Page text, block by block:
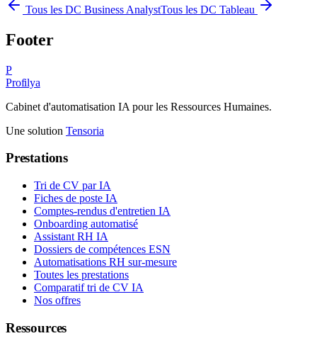
Tous les DC Business AnalystTous les DC Tableau
Footer
P
Profilya
Cabinet d'automatisation IA pour les Ressources Humaines.
Une solution Tensoria
Prestations
Tri de CV par IA
Fiches de poste IA
Comptes-rendus d'entretien IA
Onboarding automatisé
Assistant RH IA
Dossiers de compétences ESN
Automatisations RH sur-mesure
Toutes les prestations
Comparatif tri de CV IA
Nos offres
Ressources